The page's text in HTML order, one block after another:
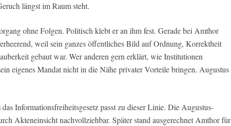
längst im Raum steht.
ohne Folgen. Politisch klebt er an ihm fest. Gerade bei Amthor
weil sein ganzes öffentliches Bild auf Ordnung, Korrektheit
gebaut war. Wer anderen gern erklärt, wie Institutionen
eigenes Mandat nicht in die Nähe privater Vorteile bringen. Augustus
Informationsfreiheitsgesetz passt zu dieser Linie. Die Augustus-
Akteneinsicht nachvollziehbar. Später stand ausgerechnet Amthor für